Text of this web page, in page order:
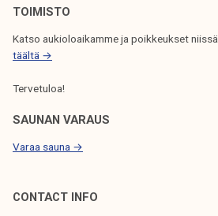
L
A
U
S
TOIMISTO
Katso aukioloaikamme ja poikkeukset niissä
täältä →
Tervetuloa!
SAUNAN VARAUS
Varaa sauna →
CONTACT INFO